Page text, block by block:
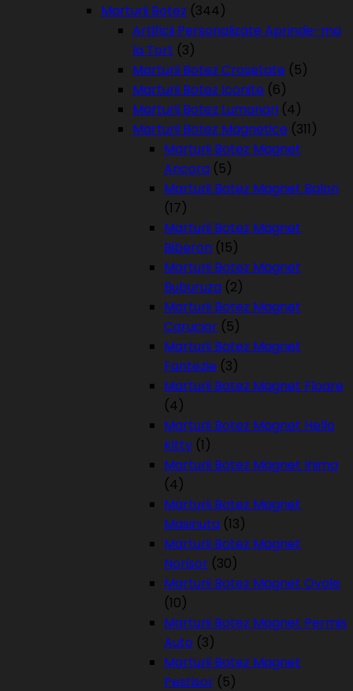
Marturii Botez (344)
Artificii Personalizate Aprinde-ma
la Tort (3)
Marturii Botez Crosetate (5)
Marturii Botez Iconite (6)
Marturii Botez Lumanari (4)
Marturii Botez Magnetice (311)
Marturii Botez Magnet
Ancora (5)
Marturii Botez Magnet Balon
(17)
Marturii Botez Magnet
Biberon (15)
Marturii Botez Magnet
Buburuza (2)
Marturii Botez Magnet
Carucior (5)
Marturii Botez Magnet
Fantezie (3)
Marturii Botez Magnet Floare
(4)
Marturii Botez Magnet Hello
Kitty (1)
Marturii Botez Magnet Inima
(4)
Marturii Botez Magnet
Masinuta (13)
Marturii Botez Magnet
Norisor (30)
Marturii Botez Magnet Ovale
(10)
Marturii Botez Magnet Permis
Auto (3)
Marturii Botez Magnet
Pestisor (5)